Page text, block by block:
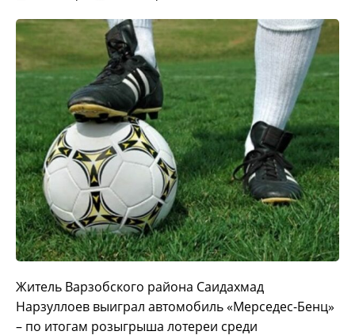
Житель Варзобского района Саидахмад
Нарзуллоев выиграл автомобиль «Мерседес-Бенц»
– по итогам розыгрыша лотереи среди